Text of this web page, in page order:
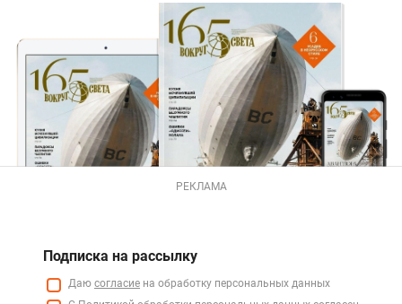
РЕКЛАМА
Подписка на рассылку
Даю согласие на обработку персональных данных